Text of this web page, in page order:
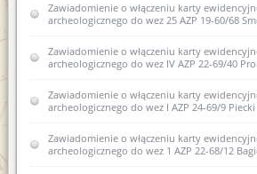
Zawiadomienie o włączeniu karty
archeologicznego do wez 25 AZP 19-60/68
Zawiadomienie o włączeniu karty
archeologicznego do wez IV AZP 22-69/40
Zawiadomienie o włączeniu karty
archeologicznego do wez I AZP 24-69/9 Piecki
Zawiadomienie o włączeniu karty
archeologicznego do wez 1 AZP 22-68/12